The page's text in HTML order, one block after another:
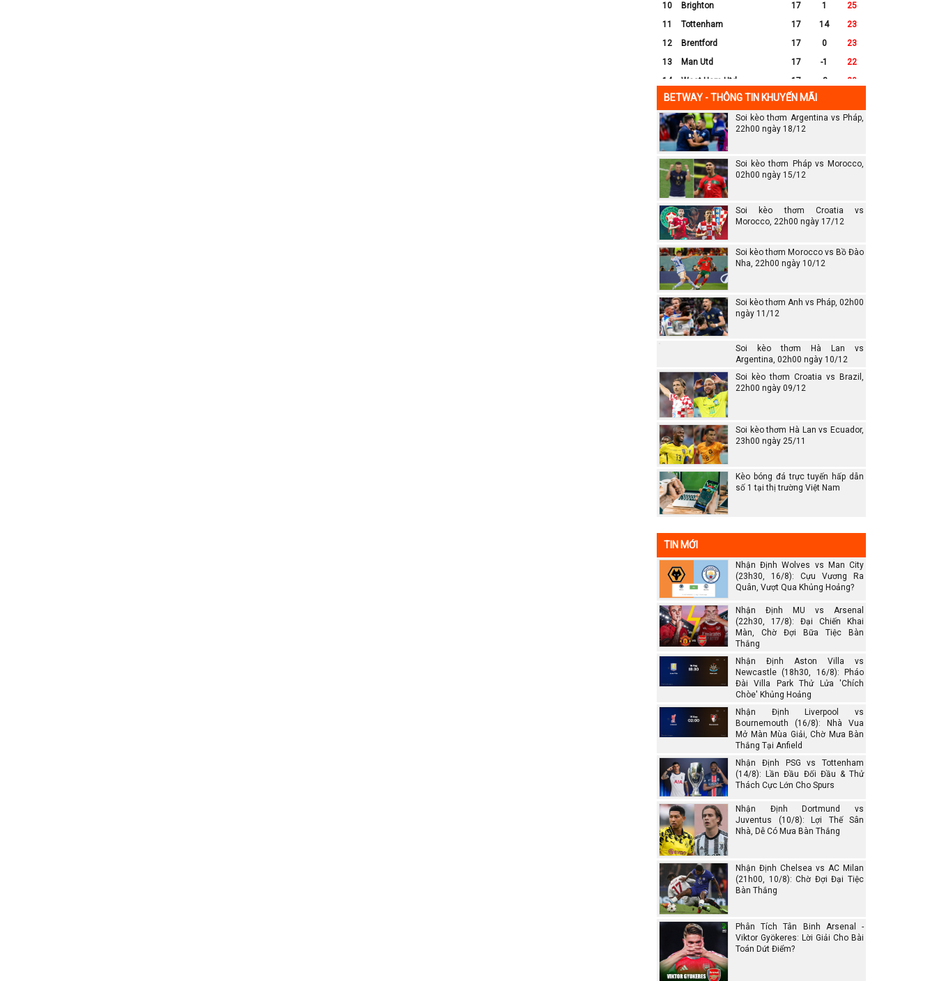
10
Brighton 17 1
25
11
Tottenham 17 14
23
12
Brentford 17 0
23
13
Man Utd 17 -1
22
14
West Ham Utd 17 -8
20
15
Everton 17
16
Crystal Palace 17 -8
16
17
Leicester City
18
Ipswich
19
Wolves 17
20
Southampton
BETWAY - THÔNG TIN KHUYẾN MÃI
Soi kèo thơm Argentina vs Pháp,
22h00 ngày 18/12
Soi kèo thơm Pháp vs Morocco,
02h00 ngày 15/12
Soi kèo thơm Croatia vs
Morocco, 22h00 ngày 17/12
Soi kèo thơm Morocco vs Bồ Đào
Nha, 22h00 ngày 10/12
Soi kèo thơm Anh vs Pháp, 02h00
ngày 11/12
Soi kèo thơm Hà Lan vs
Argentina, 02h00 ngày 10/12
Soi kèo thơm Croatia vs Brazil,
22h00 ngày 09/12
Soi kèo thơm Hà Lan vs Ecuador,
23h00 ngày 25/11
Kèo bóng đá trực tuyến hấp dẫn
số 1 tại thị trường Việt Nam
TIN MỚI
Nhận Định Wolves vs Man City
(23h30, 16/8): Cựu Vương Ra
Quân, Vượt Qua Khủng Hoảng?
Nhận Định MU vs Arsenal
(22h30, 17/8): Đại Chiến Khai
Màn, Chờ Đợi Bữa Tiệc Bàn
Thắng
Nhận Định Aston Villa vs
Newcastle (18h30, 16/8): Pháo
Đài Villa Park Thử Lửa 'Chích
Chòe' Khủng Hoảng
Nhận Định Liverpool vs
Bournemouth (16/8): Nhà Vua
Mở Màn Mùa Giải, Chờ Mưa Bàn
Thắng Tại Anfield
Nhận Định PSG vs Tottenham
(14/8): Lần Đầu Đối Đầu & Thử
Thách Cực Lớn Cho Spurs
Nhận Định Dortmund vs
Juventus (10/8): Lợi Thế Sân
Nhà, Dễ Có Mưa Bàn Thắng
Nhận Định Chelsea vs AC Milan
(21h00, 10/8): Chờ Đợi Đại Tiệc
Bàn Thắng
Phân Tích Tân Binh Arsenal -
Viktor Gyökeres: Lời Giải Cho Bài
Toán Dứt Điểm?